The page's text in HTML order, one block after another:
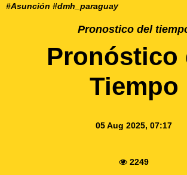
#Asunción #dmh_paraguay
Pronostico del
Pronóstico
Tiempo
05 Aug 2025, 07:17
2249